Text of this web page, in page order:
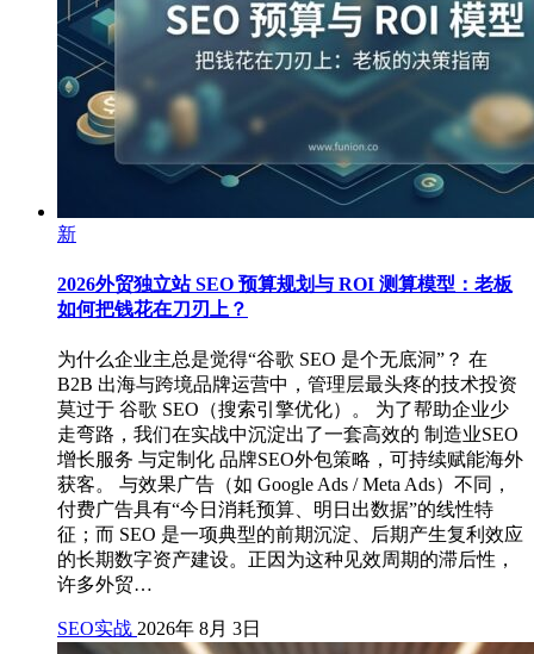
新
2026外贸独立站 SEO 预算规划与 ROI 测算模型：老板
如何把钱花在刀刃上？
为什么企业主总是觉得“谷歌 SEO 是个无底洞”？ 在
B2B 出海与跨境品牌运营中，管理层最头疼的技术投资
莫过于 谷歌 SEO（搜索引擎优化）。 为了帮助企业少
走弯路，我们在实战中沉淀出了一套高效的 制造业SEO
增长服务 与定制化 品牌SEO外包策略，可持续赋能海外
获客。 与效果广告（如 Google Ads / Meta Ads）不同，
付费广告具有“今日消耗预算、明日出数据”的线性特
征；而 SEO 是一项典型的前期沉淀、后期产生复利效应
的长期数字资产建设。正因为这种见效周期的滞后性，
许多外贸…
SEO实战 2026年 8月 3日